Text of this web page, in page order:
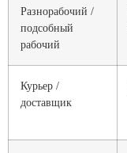
Разнорабочий /
подсобный
рабочий
Курьер /
доставщик